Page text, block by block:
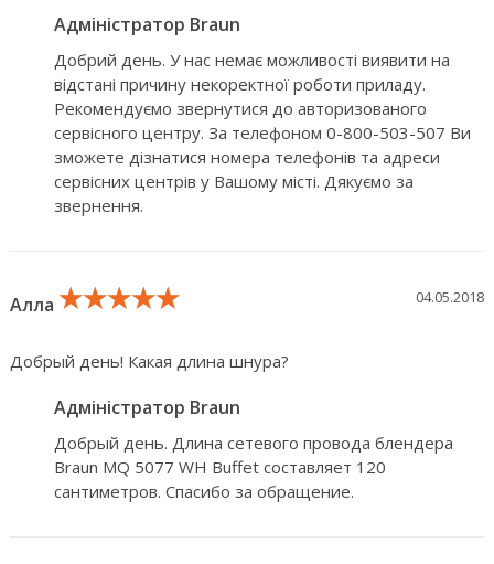
Адміністратор Braun
Добрий день. У нас немає можливості виявити на
відстані причину некоректної роботи приладу.
Рекомендуємо звернутися до авторизованого
сервісного центру. За телефоном 0-800-503-507 Ви
зможете дізнатися номера телефонів та адреси
сервісних центрів у Вашому місті. Дякуємо за
звернення.
Алла ★★★★★
★★★★★
★★★★★ 04.05.2018
Добрый день! Какая длина шнура?
Адміністратор Braun
Добрый день. Длина сетевого провода блендера
Braun MQ 5077 WH Buffet составляет 120
сантиметров. Спасибо за обращение.